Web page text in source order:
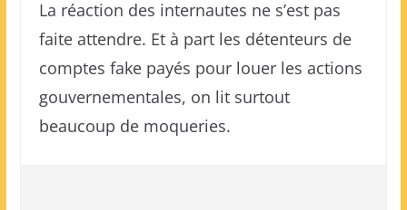
La réaction des internautes ne s’est pas
faite attendre. Et à part les détenteurs de
comptes fake payés pour louer les actions
gouvernementales, on lit surtout
beaucoup de moqueries.